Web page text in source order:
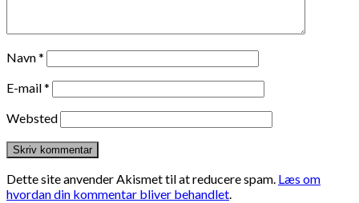
Navn*
E-mail*
Websted
Dette site anvender Akismet til at reducere spam. Læs om
hvordan din kommentar bliver behandlet.